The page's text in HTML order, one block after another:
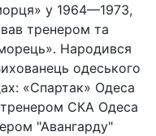
у 1964—1973,
тренером та
Народився
одеського
«Спартак» Одеса
СКА Одеса
"Авангарду"